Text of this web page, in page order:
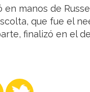
manos de
que fue el
finalizó en el